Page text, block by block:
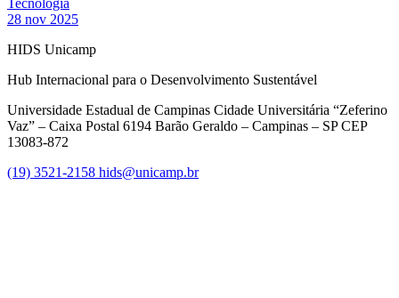
28 nov 2025
HIDS Unicamp
Hub Internacional para o Desenvolvimento Sustentável
Universidade Estadual de Campinas Cidade Universitária “Zeferino
Vaz” – Caixa Postal 6194 Barão Geraldo – Campinas – SP CEP
13083-872
(19) 3521-2158 hids@unicamp.br